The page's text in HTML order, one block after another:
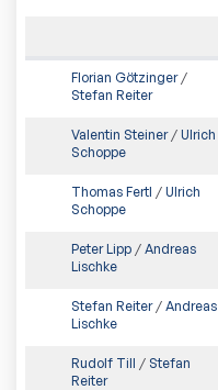
Florian Götzinger/
Stefan Reiter
Valentin Steiner/ Ulrich
Schoppe
Thomas Fertl / Ulrich
Schoppe
Peter Lipp / Andreas
Lischke
Stefan Reiter/ Andreas
Lischke
Rudolf Till / Stefan
Reiter